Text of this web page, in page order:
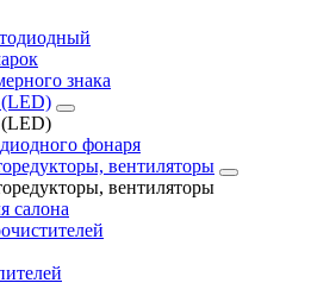
знака
фонаря
вентиляторы
вентиляторы
салона